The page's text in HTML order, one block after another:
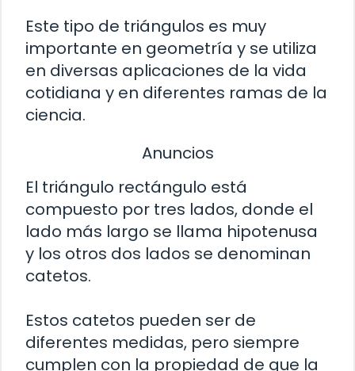
Este tipo de triángulos es muy
importante en geometría y se utiliza
en diversas aplicaciones de la vida
cotidiana y en diferentes ramas de la
ciencia.
Anuncios
El triángulo rectángulo está
compuesto por tres lados, donde el
lado más largo se llama hipotenusa
y los otros dos lados se denominan
catetos.
Estos catetos pueden ser de
diferentes medidas, pero siempre
cumplen con la propiedad de que la